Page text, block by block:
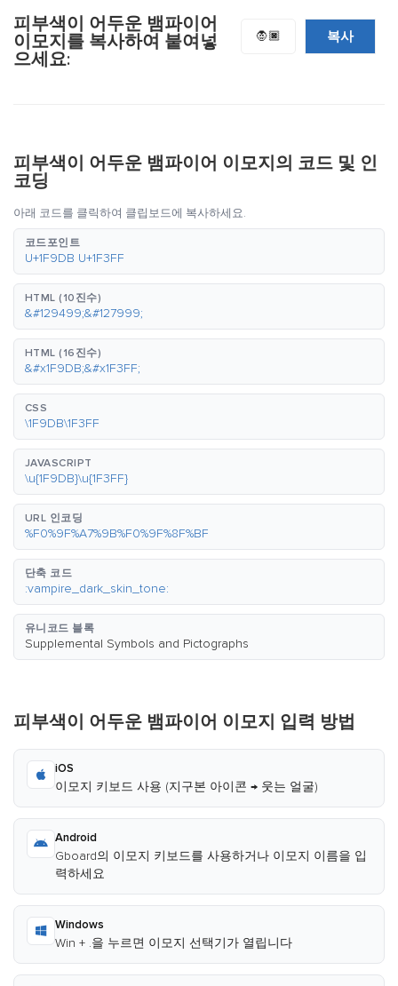
피부색이 어두운 뱀파이어
이모지를 복사하여 붙여넣
으세요:
🧛🏿 복사
피부색이 어두운 뱀파이어 이모지의 코드 및 인
코딩
아래 코드를 클릭하여 클립보드에 복사하세요.
코드포인트
U+1F9DB U+1F3FF
HTML (10진수)
&#129499;&#127999;
HTML (16진수)
&#x1F9DB;&#x1F3FF;
CSS
\1F9DB\1F3FF
JAVASCRIPT
\u{1F9DB}\u{1F3FF}
URL 인코딩
%F0%9F%A7%9B%F0%9F%8F%BF
단축 코드
:vampire_dark_skin_tone:
유니코드 블록
Supplemental Symbols and Pictographs
피부색이 어두운 뱀파이어 이모지 입력 방법
iOS
이모지 키보드 사용 (지구본 아이콘 → 웃는 얼굴)
Android
Gboard의 이모지 키보드를 사용하거나 이모지 이름을 입
력하세요
Windows
Win + .을 누르면 이모지 선택기가 열립니다